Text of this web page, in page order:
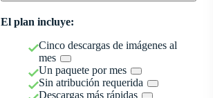
El plan incluye:
Cinco descargas de imágenes al
mes
Un paquete por mes
Sin atribución requerida
Descargas más rápidas